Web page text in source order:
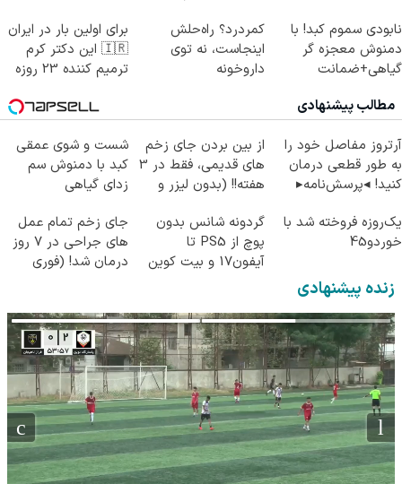
نابودی سموم کبد! با
دمنوش معجزه گر
گیاهی+ضمانت
کمردرد؟ راه‌حلش
اینجاست، نه توی
داروخونه
برای اولین بار در ایران
🇮🇷 این دکتر کرم
ترمیم کننده 23 روزه
مطالب پیشنهادی
آرتروز مفاصل خود را
به طور قطعی درمان
کنید! ◂پرسش‌نامه▸
از بین بردن جای زخم
های قدیمی، فقط در 3
هفته!! (بدون لیزر و
شست و شوی عمقی
کبد با دمنوش سم
زدای گیاهی
یک‌روزه فروخته شد با
خوردو45
گردونه شانس بدون
پوچ از PS5 تا
آیفون17 و بیت کوین
جای زخم تمام عمل
های جراحی در ۷ روز
درمان شد! (فوری
زنده پیشنهادی